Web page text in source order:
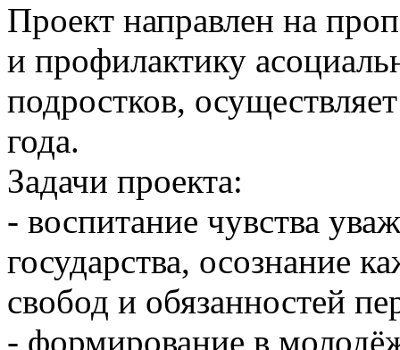
Проект направлен на
и профилактику
подростков,
года.
Задачи проекта:
- воспитание чувства
государства, осознание
свобод и обязанностей
- формирование в